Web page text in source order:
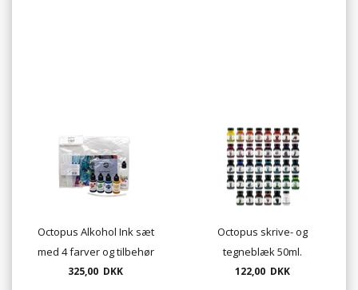
Octopus Alkohol Ink sæt
med 4 farver og tilbehør
325,00 DKK
Octopus skrive- og
tegneblæk 50ml.
122,00 DKK